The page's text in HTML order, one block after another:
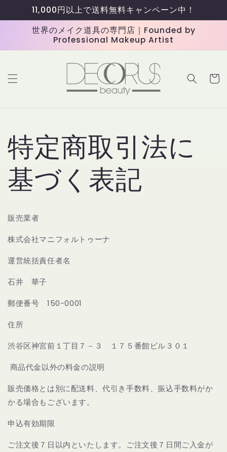
ンツに
進む
11,000円以上で送料無料キャンペーン中！
世界のメイク道具の専門店｜Founded by
Professional Makeup Artist
ー
特定商取引法に
基づく表記
販売業者
株式会社マニフォルトゥーナ
運営統括責任者名
石井 華子
郵便番号 150-0001
住所
渋谷区神宮前１丁目７－３ １７５番館ビル３０１
商品代金以外の料金の説明
販売価格とは別に配送料、代引き手数料、振込手数料がか
かる場合もございます。
申込有効期限
ご注文後７日以内といたします。ご注文後７日間ご入金が